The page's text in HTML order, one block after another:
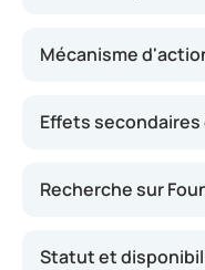
Orforglipron/
ou d'obésité. Ce
forme de
aura des
Mécanisme
Effets
Recherche sur
Statut et